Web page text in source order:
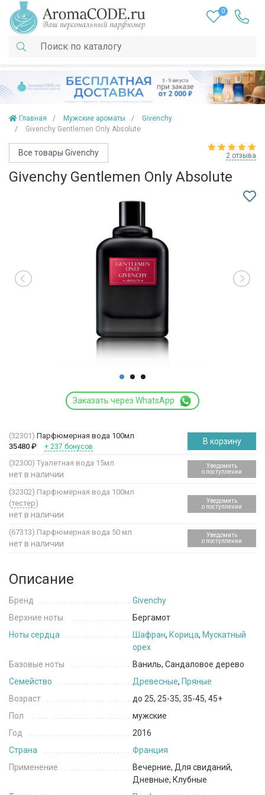
0
Главная Мужские ароматы
Givenchy
Givenchy Gentlemen Only Absolute
Все товары Givenchy 2 отзыва
Givenchy Gentlemen Only Absolute
Заказать через WhatsApp
(32301) Парфюмерная вода 100мл
35480 ₽ + 237 бонусов
В корзину
(32300) Туалетная вода 15мл
нет в наличии
Уведомить
о поступлении
(32302) Парфюмерная вода 100мл
(тестер)
нет в наличии
Уведомить
о поступлении
(67313) Парфюмерная вода 50 мл
нет в наличии
Уведомить
о поступлении
Описание
Бренд
Givenchy
Верхние ноты
Бергамот
Ноты сердца
Шафран, Корица, Мускатный
орех
Базовые ноты
Ваниль, Сандаловое дерево
Семейство
Древесные, Пряные
Возраст
до 25, 25-35, 35-45, 45+
Пол
мужские
Год
2016
Страна
Франция
Применение
Вечерние, Для свиданий,
Дневные, Клубные